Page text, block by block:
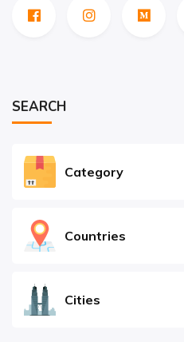
SEARCH
Category
Countries
Cities